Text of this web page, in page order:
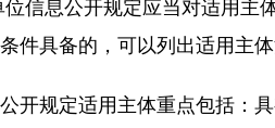
信息公开规定应当对适用主
件具备的，可以列出适用主体
开规定适用主体重点包括：